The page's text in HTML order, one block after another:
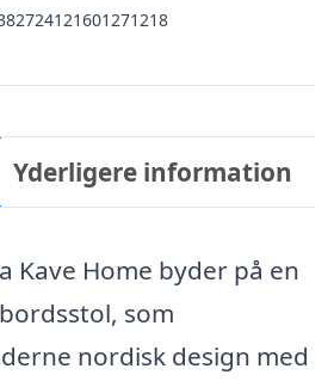
Yderligere information
Kave Home byder på en
som
nordisk design med